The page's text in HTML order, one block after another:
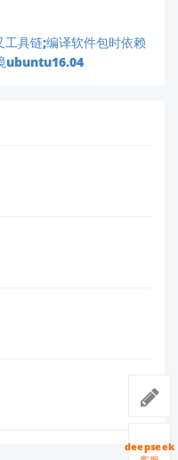
具链;编译软件包时依赖
ubuntu16.04
deepseek